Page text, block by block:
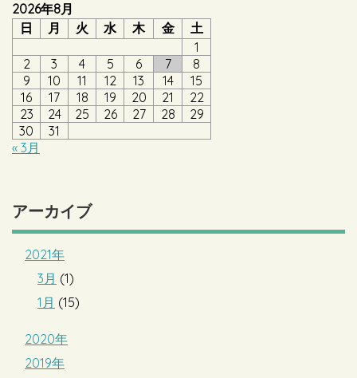
2026年8月
日
月 火 水 木 金
土
1
2
3 4 5 6 7
8
9
10 11 12 13 14
15
16
17 18 19 20 21
22
23
24 25 26 27 28
29
30
31
« 3月
アーカイブ
2021年
3月 (1)
1月 (15)
2020年
2019年